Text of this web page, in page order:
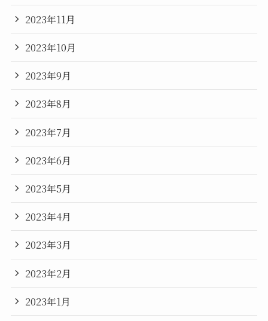
2023年11月
2023年10月
2023年9月
2023年8月
2023年7月
2023年6月
2023年5月
2023年4月
2023年3月
2023年2月
2023年1月